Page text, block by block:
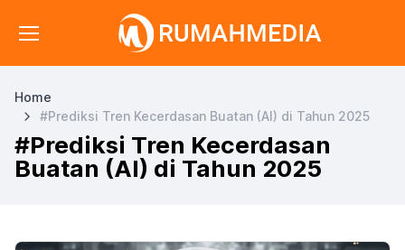
Home
#Prediksi Tren Kecerdasan Buatan (AI) di Tahun 2025
#Prediksi Tren Kecerdasan
Buatan (AI) di Tahun 2025